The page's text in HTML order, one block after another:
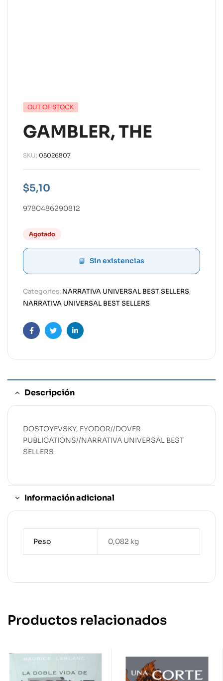
OUT OF STOCK
GAMBLER, THE
SKU: 05026807
$5,10
9780486290812
Agotado
Sin existencias
Categories: NARRATIVA UNIVERSAL BEST SELLERS,
NARRATIVA UNIVERSAL BEST SELLERS
FacebookTwitterLinkedin
Descripción
DOSTOYEVSKY, FYODOR//DOVER
PUBLICATIONS//NARRATIVA UNIVERSAL BEST
SELLERS
Información adicional
Peso 0,082 kg
Productos relacionados